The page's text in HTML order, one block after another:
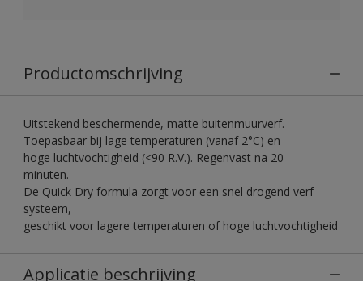
Productomschrijving
Uitstekend beschermende, matte buitenmuurverf.
Toepasbaar bij lage temperaturen (vanaf 2°C) en
hoge luchtvochtigheid (<90 R.V.). Regenvast na 20
minuten.
De Quick Dry formula zorgt voor een snel drogend verf
systeem,
geschikt voor lagere temperaturen of hoge luchtvochtigheid
Applicatie beschrijving